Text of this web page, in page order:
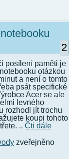
2
posílení paměti je
otázkou
a není o tomto
psát specifické
Acer se ale
levného
rozhodl jít trochu
koupi tohoto
.. Čti dále
zveřejněno